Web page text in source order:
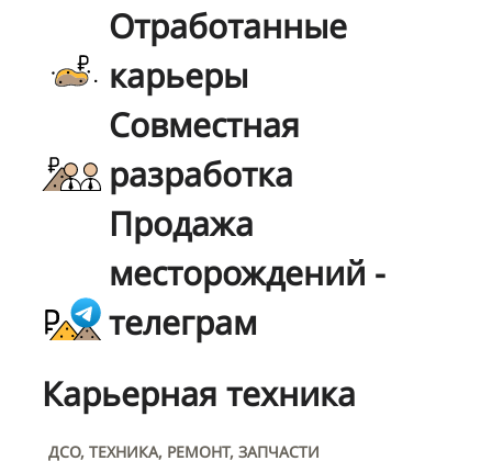
Отработанные
карьеры
Совместная
разработка
Продажа
месторождений -
телеграм
Карьерная техника
ДСО, ТЕХНИКА, РЕМОНТ, ЗАПЧАСТИ